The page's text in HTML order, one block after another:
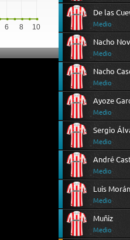
6 8 10
De las
Medio
Nacho
Medio
Nacho
Medio
Ayoze
Medio
Sergio
Medio
André
Medio
Luis Morán
Medio
Muñiz
Medio